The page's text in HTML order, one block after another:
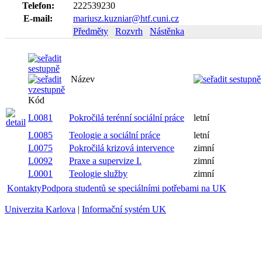
Telefon:
222539230
E-mail:
mariusz.kuzniar@htf.cuni.cz
Předměty
Rozvrh Nástěnka
Kód
Název
L0081 Pokročilá terénní sociální práce
letní
L0085
Teologie a sociální práce
letní
L0075
Pokročilá krizová intervence
zimní
L0092
Praxe a supervize I.
zimní
L0001
Teologie služby
zimní
KontaktyPodpora studentů se speciálními potřebami na UK
Univerzita Karlova | Informační systém UK